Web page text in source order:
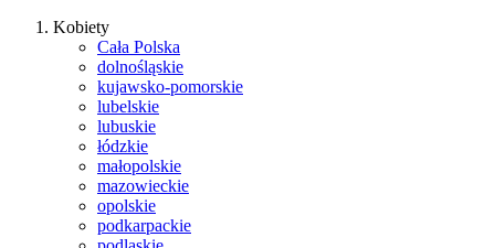
Kobiety
Cała Polska
dolnośląskie
kujawsko-pomorskie
lubelskie
lubuskie
łódzkie
małopolskie
mazowieckie
opolskie
podkarpackie